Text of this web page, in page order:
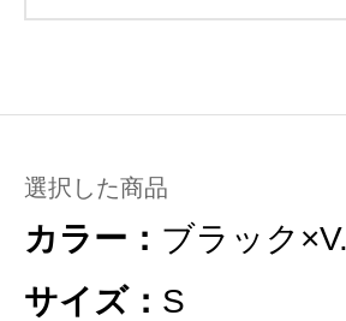
選択した商品
カラー： ブラック
サイズ： S